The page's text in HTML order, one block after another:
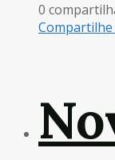
0
Compartilhe